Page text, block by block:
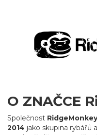
O ZNAČCE
Společnost
2014 jako skupina rybářů